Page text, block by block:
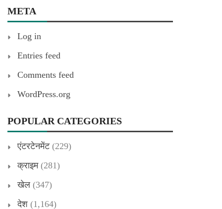
META
Log in
Entries feed
Comments feed
WordPress.org
POPULAR CATEGORIES
एंटरटेनमेंट(229)
क्राइम(281)
खेल (347)
देश (1,164)